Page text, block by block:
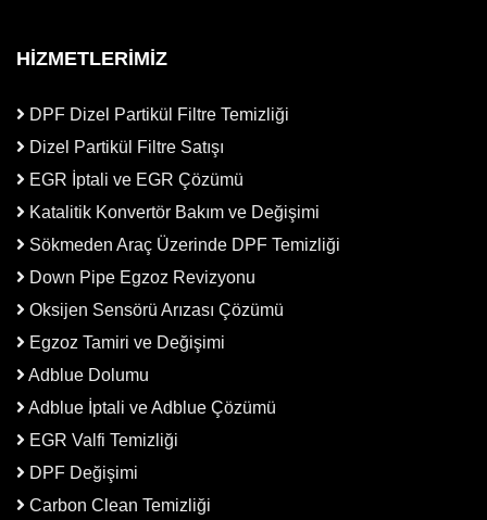
HİZMETLERİMİZ
DPF Dizel Partikül Filtre Temizliği
Dizel Partikül Filtre Satışı
EGR İptali ve EGR Çözümü
Katalitik Konvertör Bakım ve Değişimi
Sökmeden Araç Üzerinde DPF Temizliği
Down Pipe Egzoz Revizyonu
Oksijen Sensörü Arızası Çözümü
Egzoz Tamiri ve Değişimi
Adblue Dolumu
Adblue İptali ve Adblue Çözümü
EGR Valfi Temizliği
DPF Değişimi
Carbon Clean Temizliği